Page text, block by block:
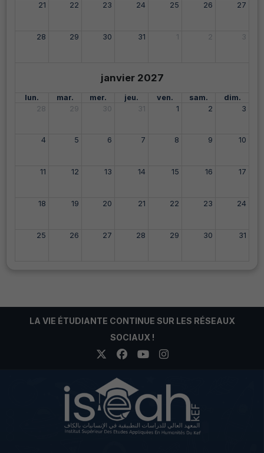
21 22 23 24 25 26 27
28 29 30 31 1 2 3
janvier 2027
lun. mar. mer. jeu. ven. sam.
dim.
28
29 30 31 1 2 3
4 5 6 7 8 9 10
11 12 13 14 15 16 17
18 19 20 21 22 23 24
25 26 27 28 29 30 31
LA VIE ÉTUDIANTE CONTINUE SUR LES RÉSEAUX
SOCIAUX !